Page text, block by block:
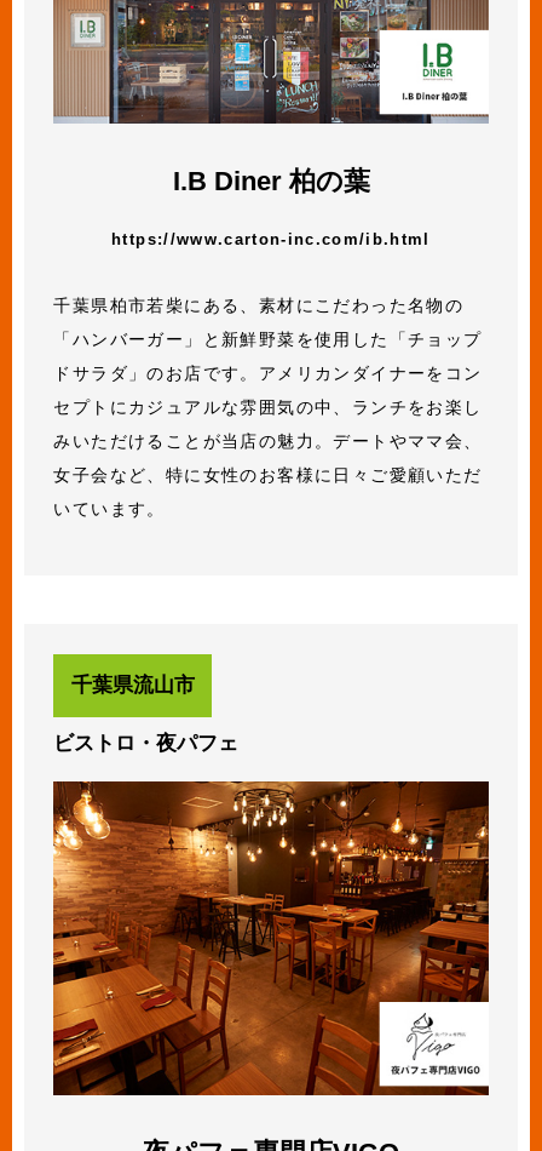
I.B Diner 柏の葉
https://www.carton-inc.com/ib.html
千葉県柏市若柴にある、素材にこだわった名物の
「ハンバーガー」と新鮮野菜を使用した「チョップ
ドサラダ」のお店です。アメリカンダイナーをコン
セプトにカジュアルな雰囲気の中、ランチをお楽し
みいただけることが当店の魅力。デートやママ会、
女子会など、特に女性のお客様に日々ご愛顧いただ
いています。
千葉県流山市
ビストロ・夜パフェ